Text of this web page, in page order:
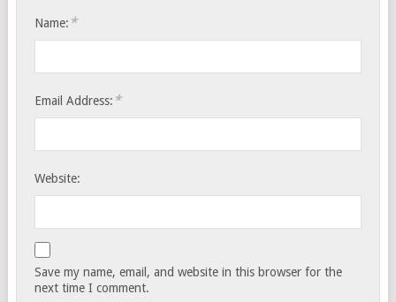
Name: *
Email Address: *
Website:
Save my name, email, and website in this browser for the
next time I comment.